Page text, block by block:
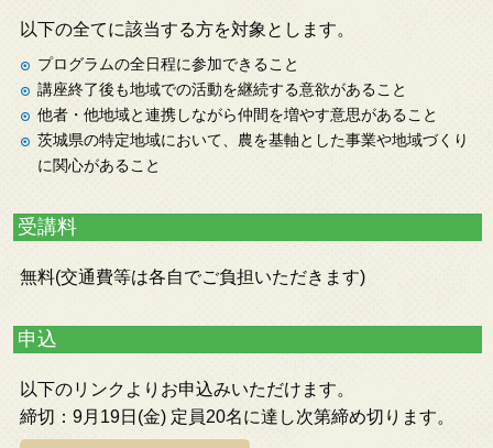
以下の全てに該当する方を対象とします。
プログラムの全日程に参加できること
講座終了後も地域での活動を継続する意欲があること
他者・他地域と連携しながら仲間を増やす意思があること
茨城県の特定地域において、農を基軸とした事業や地域づくり
に関心があること
受講料
無料(交通費等は各自でご負担いただきます)
申込
以下のリンクよりお申込みいただけます。
締切：9月19日(金) 定員20名に達し次第締め切ります。